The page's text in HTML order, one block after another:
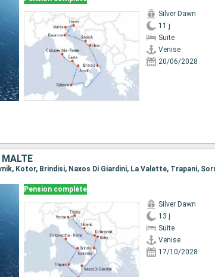
Silver Dawn
11 j
Suite
Venise
20/06/2028
MALTE
Pension complète
Silver Dawn
13 j
Suite
Venise
17/10/2028